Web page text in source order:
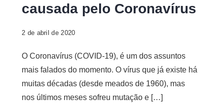
causada pelo Coronavírus
2 de abril de 2020
O Coronavírus (COVID-19), é um dos assuntos
mais falados do momento. O vírus que já existe há
muitas décadas (desde meados de 1960), mas
nos últimos meses sofreu mutação e […]